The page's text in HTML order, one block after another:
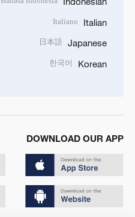
Italian
Italiano
Japanese
日本語
Korean
한국어
DOWNLOAD OUR APP